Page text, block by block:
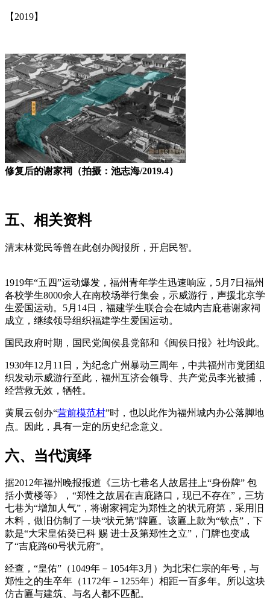
【2019】
修复后的谢家祠（拍摄：池志海/2019.4）
五、相关资料
清末林觉民等曾在此创办阅报所，开启民智。
1919年“五四”运动爆发，福州青年学生迅速响应，5月7日福州
各校学生8000余人在南校场举行集会，示威游行，声援北京学
生爱国运动。5月14日，福建学生联合会在城内吉庇巷谢家祠
成立，继续领导组织福建学生爱国运动。
国民政府时期，国民党闽侯县党部和《闽侯日报》社均设此。
1930年12月11日，为纪念广州暴动三周年，中共福州市党团组
织发动示威游行至此，福州互济会领导、共产党员李光被捕，
经营救无效，牺牲。
黄展云创办“营前模范村”时，也以此作为福州城内办公落脚地
点。
因此，具有一定的历史纪念意义。
六、当代演绎
据2012年福州晚报报道《三坊七巷名人故居挂上“身份牌” 包
括小黄楼等》，“郑性之故居在吉庇路口，现已不存在”，三坊
七巷为“增加人气”，将谢家祠定为郑性之的状元府第，采用旧
木料，做旧仿制了一块“状元第”牌匾。该匾上款为“钦点”，下
款是“大宋皇佑癸已科 赐 进士及第郑性之立”，门牌也变成
了“吉庇路60号状元府”。
经查，“皇佑”（1049年－1054年3月）为北宋仁宗的年号，与
郑性之的生卒年（1172年－1255年）相距一百多年。所以这块
仿古匾与建筑、与名人都不匹配。